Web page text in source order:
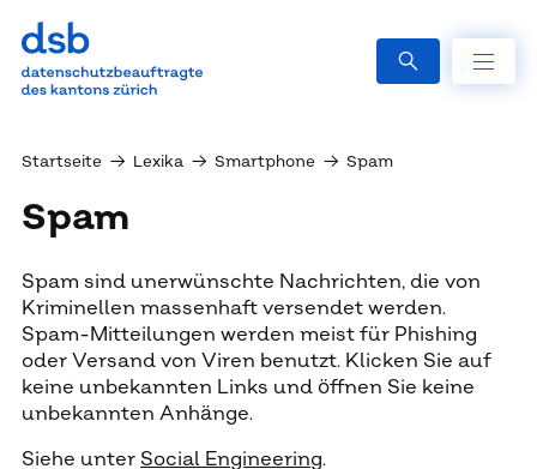
Startseite → Lexika → Smartphone → Spam
Spam
Spam sind unerwünschte Nachrichten, die von
Kriminellen massenhaft versendet werden.
Spam-Mitteilungen werden meist für Phishing
oder Versand von Viren benutzt. Klicken Sie auf
keine unbekannten Links und öffnen Sie keine
unbekannten Anhänge.
Siehe unter Social Engineering.